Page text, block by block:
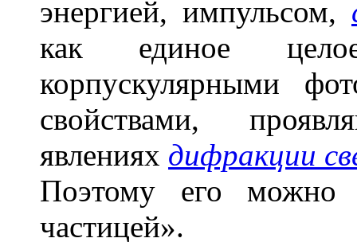
энергией, импульсом,
как единое
корпускулярными
свойствами,
явлениях дифракции
Поэтому его можно
частицей».